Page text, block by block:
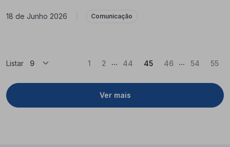
18 de Junho 2026 Comunicação
Listar
Ver mais
1 2 ... 44 45(Atual)
46 ... 54 55